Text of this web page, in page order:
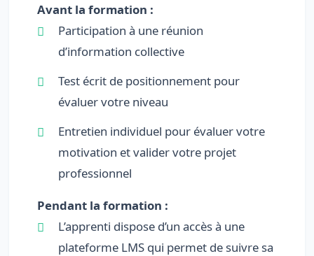
Avant la formation :
Participation à une réunion
d’information collective
Test écrit de positionnement pour
évaluer votre niveau
Entretien individuel pour évaluer votre
motivation et valider votre projet
professionnel
Pendant la formation :
L’apprenti dispose d’un accès à une
plateforme LMS qui permet de suivre sa